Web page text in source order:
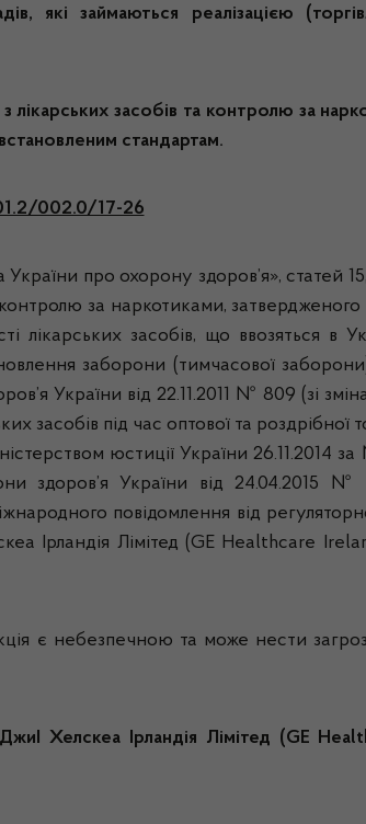
які займаються реалізацією
засобів та контролю за
стандартам.
002.0/17-26
про охорону здоров’я», статей
за наркотиками,
засобів, що ввозяться в
заборони (тимчасової
України від 22.11.2011 № 809 (зі
під час оптової та роздрібної
юстиції України 26.11.2014
здоров’я України від 24.04.2015
повідомлення від
Ірландія Лімітед (GE Healthcare
є небезпечною та може нести
Хелскеа Ірландія Лімітед (GE